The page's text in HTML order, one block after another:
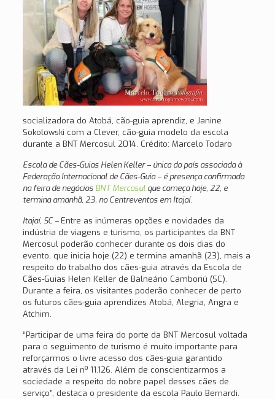
socializadora do Atobá, cão-guia aprendiz, e Janine
Sokolowski com a Clever, cão-guia modelo da escola
durante a BNT Mercosul 2014. Crédito: Marcelo Todaro
Escola de Cães-Guias Helen Keller – única do país associada à
Federação Internacional de Cães-Guia – é presença confirmada
na feira de negócios BNT Mercosulque começa hoje, 22, e
termina amanhã, 23, no Centreventos em Itajaí.
Itajaí, SC – Entre as inúmeras opções e novidades da
indústria de viagens e turismo, os participantes da BNT
Mercosul poderão conhecer durante os dois dias do
evento, que inicia hoje (22) e termina amanhã (23), mais a
respeito do trabalho dos cães-guia através da Escola de
Cães-Guias Helen Keller de Balneário Camboriú (SC).
Durante a feira, os visitantes poderão conhecer de perto
os futuros cães-guia aprendizes Atobá, Alegria, Angra e
Atchim.
“Participar de uma feira do porte da BNT Mercosul voltada
para o seguimento de turismo é muito importante para
reforçarmos o livre acesso dos cães-guia garantido
através da Lei nº 11.126. Além de conscientizarmos a
sociedade a respeito do nobre papel desses cães de
serviço”, destaca o presidente da escola Paulo Bernardi.